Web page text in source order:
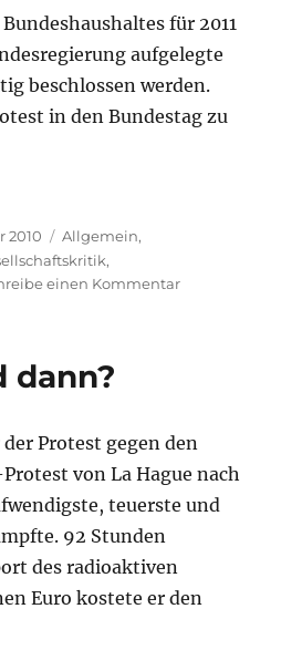
für 2011
aufgelegte
beschlossen werden.
in den Bundestag zu
Berlin: Sparpaket
2010 Kategorien
Allgemein,
,
einen Kommentarzu
Bundestag
belagern!
dann?
Protest gegen den
von La Hague nach
teuerste und
92 Stunden
des radioaktiven
Euro kostete er den